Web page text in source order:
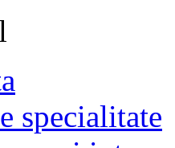
specialitate